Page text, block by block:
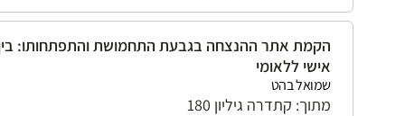
הקמת אתר ההנצחה בגבעת התחמושת והתפתחותו:
אישי ללאומי
שמואל בהט
מתוך: קתדרה גיליון 180